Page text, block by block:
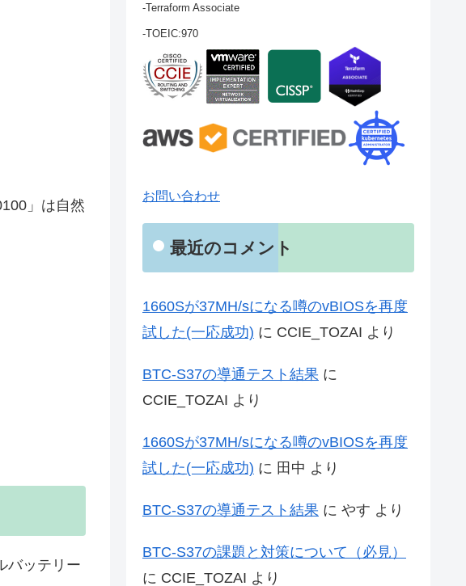
」は自然
バッテリー
-Terraform Associate
-TOEIC:970
お問い合わせ
最近のコメント
1660Sが37MH/sになる噂のvBIOSを再度
試した(一応成功) に CCIE_TOZAI より
BTC-S37の導通テスト結果 に
CCIE_TOZAI より
1660Sが37MH/sになる噂のvBIOSを再度
試した(一応成功) に 田中 より
BTC-S37の導通テスト結果 に やす より
BTC-S37の課題と対策について（必見）
に CCIE_TOZAI より